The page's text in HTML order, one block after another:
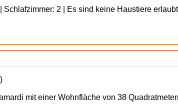
2 | Es sind keine Haustiere erlaubt |
mit einer Wohnfläche von 38